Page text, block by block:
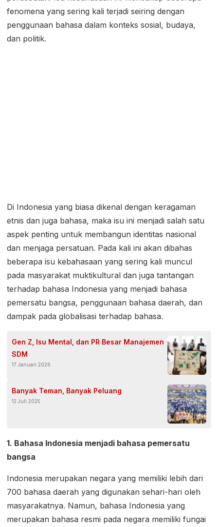
fenomena yang sering kali terjadi seiring dengan
penggunaan bahasa dalam konteks sosial, budaya,
dan politik.
Di Indonesia yang biasa dikenal dengan keragaman
etnis dan juga bahasa, maka isu ini menjadi salah satu
aspek penting untuk membangun identitas nasional
dan menjaga persatuan. Pada kali ini akan dibahas
beberapa isu kebahasaan yang sering kali muncul
pada masyarakat muktikultural dan juga tantangan
terhadap bahasa Indonesia yang menjadi bahasa
pemersatu bangsa, penggunaan bahasa daerah, dan
dampak pada globalisasi terhadap bahasa.
Gen Z, Isu Mental, dan PR Besar Manajemen
SDM
17 Januari 2026
Banyak Teman, Banyak Peluang
12 Juli 2025
1. Bahasa Indonesia menjadi bahasa pemersatu
bangsa
Indonesia merupakan negara yang memiliki lebih dari
700 bahasa daerah yang digunakan sehari-hari oleh
masyarakatnya. Namun, bahasa Indonesia yang
merupakan bahasa resmi pada negara memiliki fungai